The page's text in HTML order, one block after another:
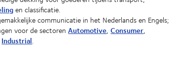
en classificatie.
communicatie in het Nederlands en Engels;
voor de sectorenAutomotive,Consumer,
Industrial.